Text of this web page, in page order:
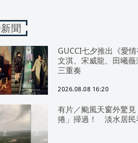
聞
GUCCI七夕推出《愛情
文淇、宋威龍、田曦
三重奏
2026.08.08 16:20
有片／颱風天窗外驚見
捲」掃過！ 淡水居民